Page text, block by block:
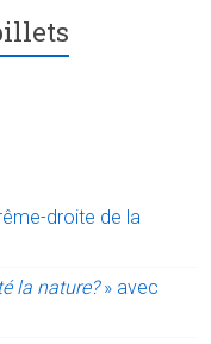
droite de la
la nature?» avec